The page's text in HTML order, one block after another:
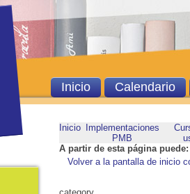
Inicio
Implementaciones
PMB
A partir de esta página puede:
Volver a la pantalla de inicio
Inicio Calendario